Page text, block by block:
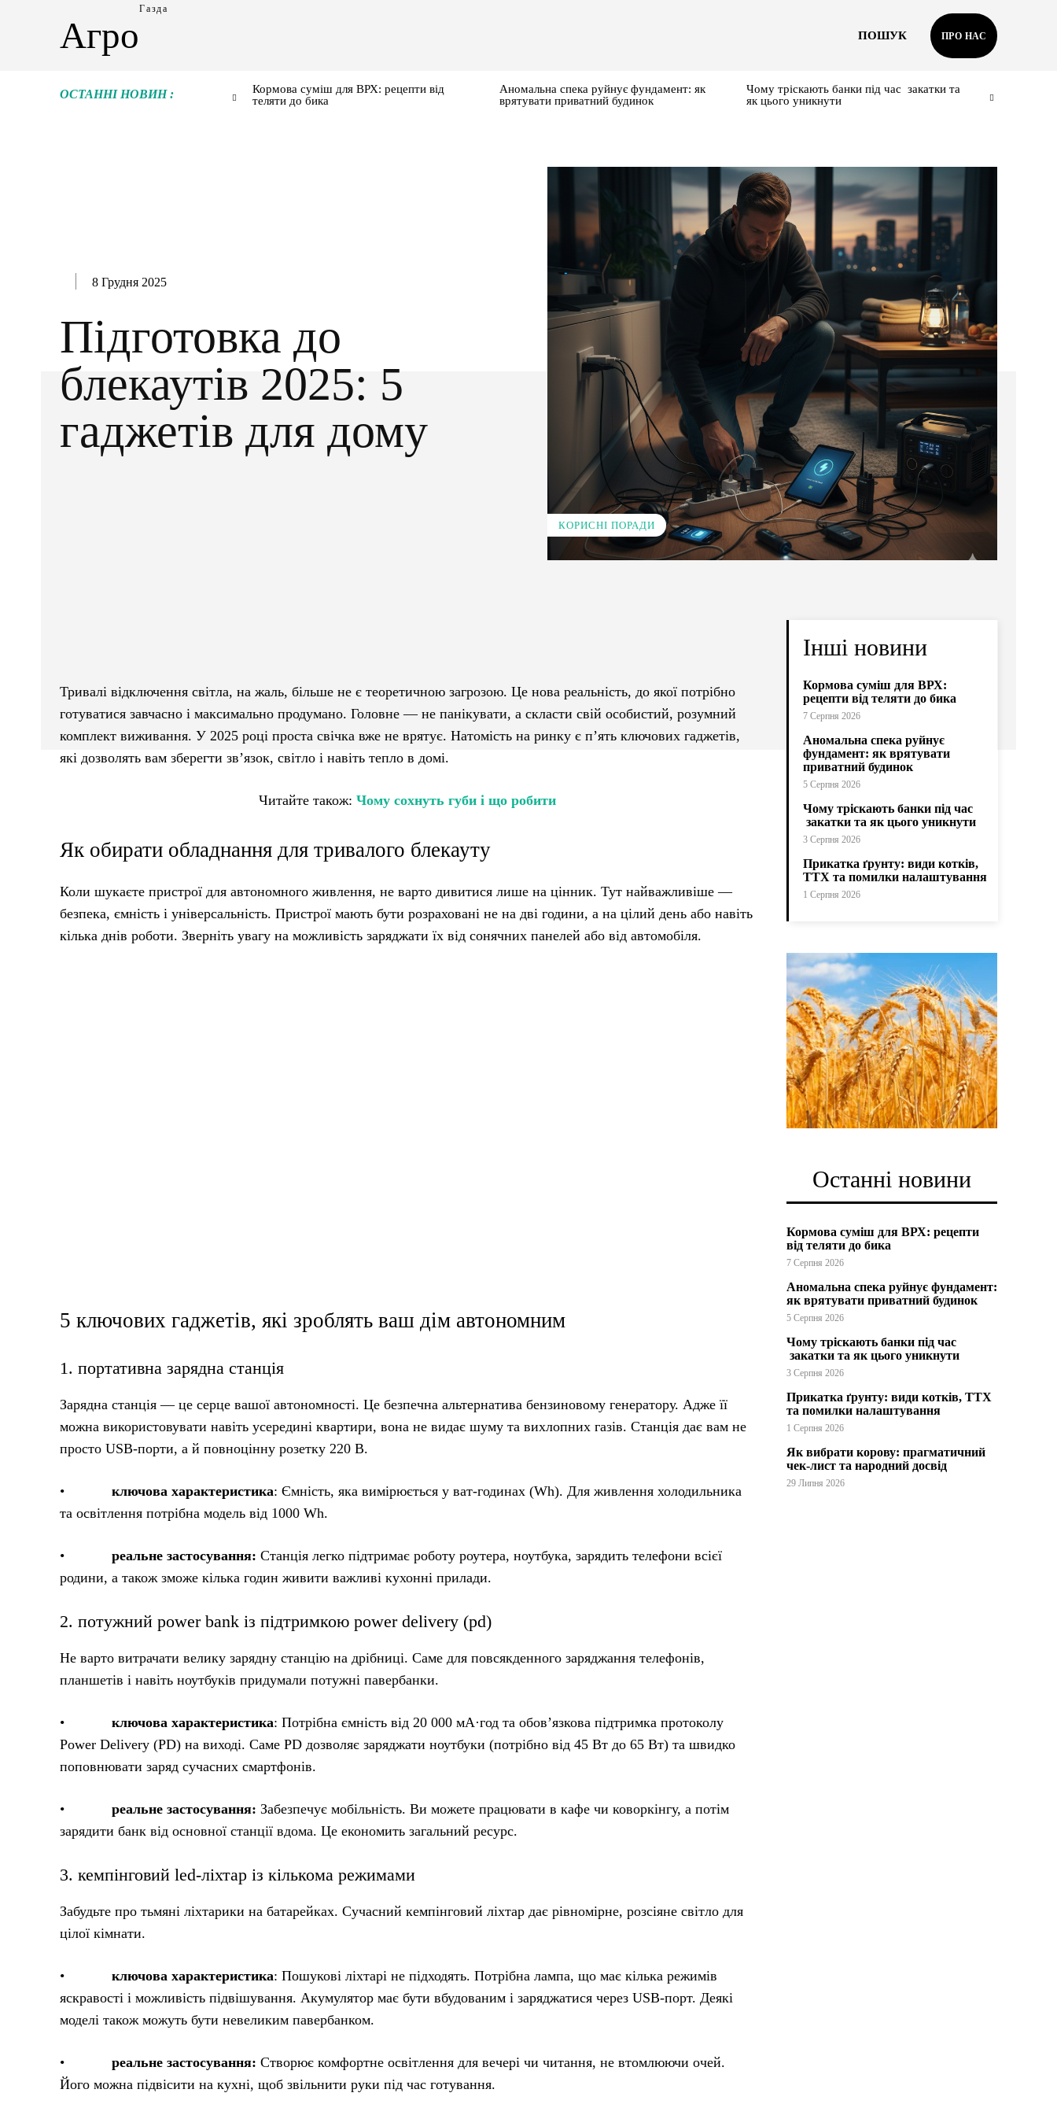
Агро
Газда
ПОШУК ПРО НАС
ОСТАННІ НОВИН :
Кормова суміш для ВРХ: рецепти від
теляти до бика
Аномальна спека руйнує фундамент: як
врятувати приватний будинок
Чому тріскають банки під час закатки та
як цього уникнути
8 Грудня 2025
Підготовка до
блекаутів 2025: 5
гаджетів для дому
КОРИСНІ ПОРАДИ
Тривалі відключення світла, на жаль, більше не є теоретичною загрозою. Це нова реальність, до якої потрібно
готуватися завчасно і максимально продумано. Головне — не панікувати, а скласти свій особистий, розумний
комплект виживання. У 2025 році проста свічка вже не врятує. Натомість на ринку є п’ять ключових гаджетів,
які дозволять вам зберегти зв’язок, світло і навіть тепло в домі.
Читайте також: Чому сохнуть губи і що робити
Як обирати обладнання для тривалого блекауту
Коли шукаєте пристрої для автономного живлення, не варто дивитися лише на цінник. Тут найважливіше —
безпека, ємність і універсальність. Пристрої мають бути розраховані не на дві години, а на цілий день або навіть
кілька днів роботи. Зверніть увагу на можливість заряджати їх від сонячних панелей або від автомобіля.
5 ключових гаджетів, які зроблять ваш дім автономним
1. портативна зарядна станція
Зарядна станція — це серце вашої автономності. Це безпечна альтернатива бензиновому генератору. Адже її
можна використовувати навіть усередині квартири, вона не видає шуму та вихлопних газів. Станція дає вам не
просто USB-порти, а й повноцінну розетку 220 В.
• ключова характеристика: Ємність, яка вимірюється у ват-годинах (Wh). Для живлення холодильника
та освітлення потрібна модель від 1000 Wh.
• реальне застосування: Станція легко підтримає роботу роутера, ноутбука, зарядить телефони всієї
родини, а також зможе кілька годин живити важливі кухонні прилади.
2. потужний power bank із підтримкою power delivery (pd)
Не варто витрачати велику зарядну станцію на дрібниці. Саме для повсякденного заряджання телефонів,
планшетів і навіть ноутбуків придумали потужні павербанки.
• ключова характеристика: Потрібна ємність від 20 000 мА·год та обов’язкова підтримка протоколу
Power Delivery (PD) на виході. Саме PD дозволяє заряджати ноутбуки (потрібно від 45 Вт до 65 Вт) та швидко
поповнювати заряд сучасних смартфонів.
• реальне застосування: Забезпечує мобільність. Ви можете працювати в кафе чи коворкінгу, а потім
зарядити банк від основної станції вдома. Це економить загальний ресурс.
3. кемпінговий led-ліхтар із кількома режимами
Забудьте про тьмяні ліхтарики на батарейках. Сучасний кемпінговий ліхтар дає рівномірне, розсіяне світло для
цілої кімнати.
• ключова характеристика: Пошукові ліхтарі не підходять. Потрібна лампа, що має кілька режимів
яскравості і можливість підвішування. Акумулятор має бути вбудованим і заряджатися через USB-порт. Деякі
моделі також можуть бути невеликим павербанком.
• реальне застосування: Створює комфортне освітлення для вечері чи читання, не втомлюючи очей.
Його можна підвісити на кухні, щоб звільнити руки під час готування.
Інші новини
Кормова суміш для ВРХ:
рецепти від теляти до бика
7 Серпня 2026
Аномальна спека руйнує
фундамент: як врятувати
приватний будинок
5 Серпня 2026
Чому тріскають банки під час
закатки та як цього уникнути
3 Серпня 2026
Прикатка ґрунту: види котків,
ТТХ та помилки налаштування
1 Серпня 2026
Останні новини
Кормова суміш для ВРХ: рецепти
від теляти до бика
7 Серпня 2026
Аномальна спека руйнує фундамент:
як врятувати приватний будинок
5 Серпня 2026
Чому тріскають банки під час
закатки та як цього уникнути
3 Серпня 2026
Прикатка ґрунту: види котків, ТТХ
та помилки налаштування
1 Серпня 2026
Як вибрати корову: прагматичний
чек-лист та народний досвід
29 Липня 2026